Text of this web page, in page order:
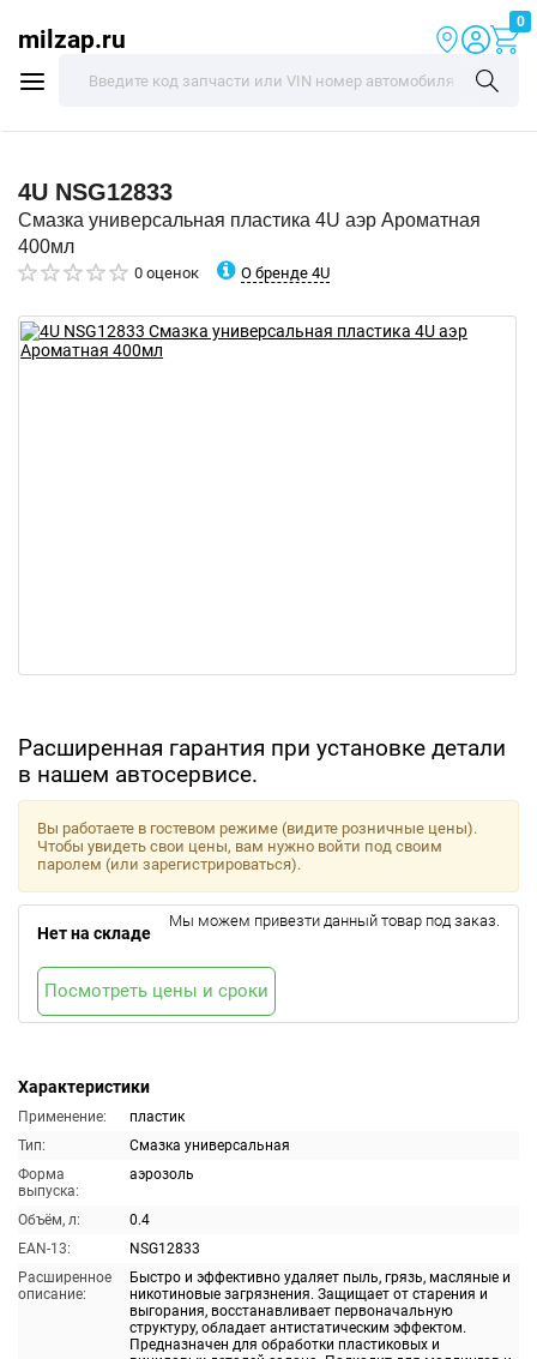
milzap.ru
0
4U NSG12833
Смазка универсальная пластика 4U аэр Ароматная
400мл
0 оценок О бренде 4U
Расширенная гарантия при установке детали
в нашем автосервисе.
Характеристики
Применение:
пластик
Тип:
Смазка универсальная
Форма
выпуска:
аэрозоль
Объём, л:
0.4
EAN-13:
NSG12833
Расширенное
описание:
Быстро и эффективно удаляет пыль, грязь, масляные и
никотиновые загрязнения. Защищает от старения и
выгорания, восстанавливает первоначальную
структуру, обладает антистатическим эффектом.
Предназначен для обработки пластиковых и
Вы работаете в гостевом режиме (видите розничные цены).
Чтобы увидеть свои цены, вам нужно войти под своим
паролем (или зарегистрироваться).
Нет на складе
Мы можем привезти данный товар под заказ.
Посмотреть цены и сроки